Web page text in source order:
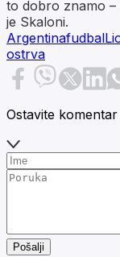
to dobro znamo –
je Skaloni.
Argentinafudbal
ostrva
Ostavite komentar
Pošalji